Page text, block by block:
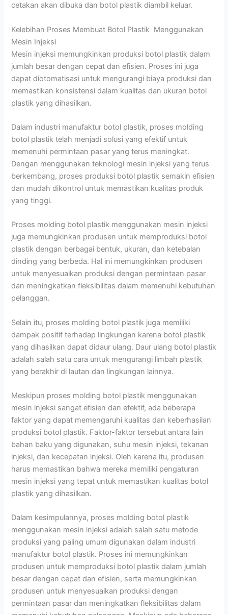
cetakan akan dibuka dan botol plastik diambil keluar.
Kelebihan Proses Membuat Botol Plastik Menggunakan
Mesin Injeksi
Mesin injeksi memungkinkan produksi botol plastik dalam
jumlah besar dengan cepat dan efisien. Proses ini juga
dapat diotomatisasi untuk mengurangi biaya produksi dan
memastikan konsistensi dalam kualitas dan ukuran botol
plastik yang dihasilkan.
Dalam industri manufaktur botol plastik, proses molding
botol plastik telah menjadi solusi yang efektif untuk
memenuhi permintaan pasar yang terus meningkat.
Dengan menggunakan teknologi mesin injeksi yang terus
berkembang, proses produksi botol plastik semakin efisien
dan mudah dikontrol untuk memastikan kualitas produk
yang tinggi.
Proses molding botol plastik menggunakan mesin injeksi
juga memungkinkan produsen untuk memproduksi botol
plastik dengan berbagai bentuk, ukuran, dan ketebalan
dinding yang berbeda. Hal ini memungkinkan produsen
untuk menyesuaikan produksi dengan permintaan pasar
dan meningkatkan fleksibilitas dalam memenuhi kebutuhan
pelanggan.
Selain itu, proses molding botol plastik juga memiliki
dampak positif terhadap lingkungan karena botol plastik
yang dihasilkan dapat didaur ulang. Daur ulang botol plastik
adalah salah satu cara untuk mengurangi limbah plastik
yang berakhir di lautan dan lingkungan lainnya.
Meskipun proses molding botol plastik menggunakan
mesin injeksi sangat efisien dan efektif, ada beberapa
faktor yang dapat memengaruhi kualitas dan keberhasilan
produksi botol plastik. Faktor-faktor tersebut antara lain
bahan baku yang digunakan, suhu mesin injeksi, tekanan
injeksi, dan kecepatan injeksi. Oleh karena itu, produsen
harus memastikan bahwa mereka memiliki pengaturan
mesin injeksi yang tepat untuk memastikan kualitas botol
plastik yang dihasilkan.
Dalam kesimpulannya, proses molding botol plastik
menggunakan mesin injeksi adalah salah satu metode
produksi yang paling umum digunakan dalam industri
manufaktur botol plastik. Proses ini memungkinkan
produsen untuk memproduksi botol plastik dalam jumlah
besar dengan cepat dan efisien, serta memungkinkan
produsen untuk menyesuaikan produksi dengan
permintaan pasar dan meningkatkan fleksibilitas dalam